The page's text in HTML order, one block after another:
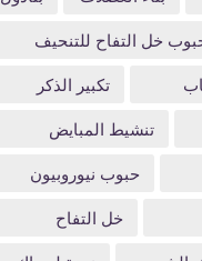
خل التفاح للتنحيف
تكبير الذكر
تنشيط المبايض
حبوب نيوروبيون
خل التفاح